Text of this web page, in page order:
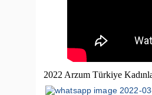
2022 Arzum Türkiye